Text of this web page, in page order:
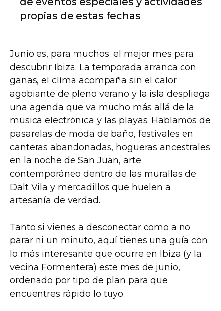
propias de estas fechas
Junio es, para muchos, el mejor mes para
descubrir Ibiza. La temporada arranca con
ganas, el clima acompaña sin el calor
agobiante de pleno verano y la isla despliega
una agenda que va mucho más allá de la
música electrónica y las playas. Hablamos de
pasarelas de moda de baño, festivales en
canteras abandonadas, hogueras ancestrales
en la noche de San Juan, arte
contemporáneo dentro de las murallas de
Dalt Vila y mercadillos que huelen a
artesanía de verdad.
Tanto si vienes a desconectar como a no
parar ni un minuto, aquí tienes una guía con
lo más interesante que ocurre en Ibiza (y la
vecina Formentera) este mes de junio,
ordenado por tipo de plan para que
encuentres rápido lo tuyo.